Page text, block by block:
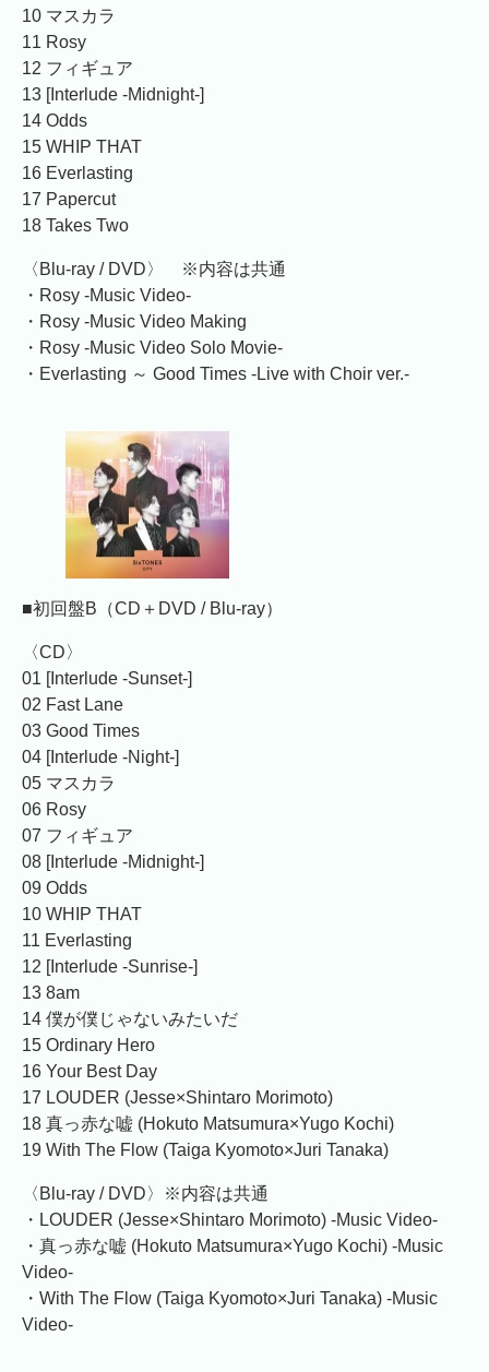
10 マスカラ
11 Rosy
12 フィギュア
13 [Interlude -Midnight-]
14 Odds
15 WHIP THAT
16 Everlasting
17 Papercut
18 Takes Two
〈Blu-ray / DVD〉 ※内容は共通
・Rosy -Music Video-
・Rosy -Music Video Making
・Rosy -Music Video Solo Movie-
・Everlasting ～ Good Times -Live with Choir ver.-
■初回盤B （CD＋DVD / Blu-ray）
〈CD〉
01 [Interlude -Sunset-]
02 Fast Lane
03 Good Times
04 [Interlude -Night-]
05 マスカラ
06 Rosy
07 フィギュア
08 [Interlude -Midnight-]
09 Odds
10 WHIP THAT
11 Everlasting
12 [Interlude -Sunrise-]
13 8am
14 僕が僕じゃないみたいだ
15 Ordinary Hero
16 Your Best Day
17 LOUDER (Jesse×Shintaro Morimoto)
18 真っ赤な嘘 (Hokuto Matsumura×Yugo Kochi)
19 With The Flow (Taiga Kyomoto×Juri Tanaka)
〈Blu-ray / DVD〉
※内容は共通
・LOUDER (Jesse×Shintaro Morimoto) -Music Video-
・真っ赤な嘘 (Hokuto Matsumura×Yugo Kochi) -Music
Video-
・With The Flow (Taiga Kyomoto×Juri Tanaka) -Music
Video-